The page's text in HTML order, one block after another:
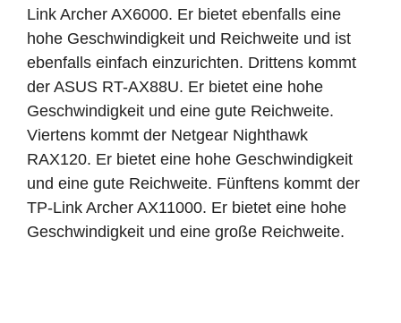
Link Archer AX6000. Er bietet ebenfalls eine
hohe Geschwindigkeit und Reichweite und ist
ebenfalls einfach einzurichten. Drittens kommt
der ASUS RT-AX88U. Er bietet eine hohe
Geschwindigkeit und eine gute Reichweite.
Viertens kommt der Netgear Nighthawk
RAX120. Er bietet eine hohe Geschwindigkeit
und eine gute Reichweite. Fünftens kommt der
TP-Link Archer AX11000. Er bietet eine hohe
Geschwindigkeit und eine große Reichweite.